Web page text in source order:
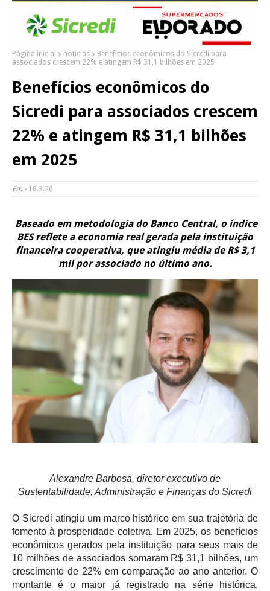
Página inicial noticias
Benefícios econômicos do Sicredi para
associados crescem 22% e atingem R$ 31,1 bilhões em 2025
Benefícios econômicos do
Sicredi para associados crescem
22% e atingem R$ 31,1 bilhões
em 2025
Em - 18.3.26
Baseado em metodologia do Banco Central, o índice
BES reflete a economia real gerada pela instituição
financeira cooperativa, que atingiu média de R$ 3,1
mil por associado no último ano.
Alexandre Barbosa, diretor executivo de
Sustentabilidade, Administração e Finanças do Sicredi
O Sicredi atingiu um marco histórico em sua trajetória de
fomento à prosperidade coletiva. Em 2025, os benefícios
econômicos gerados pela instituição para seus mais de
10 milhões de associados somaram R$ 31,1 bilhões, um
crescimento de 22% em comparação ao ano anterior. O
montante é o maior já registrado na série histórica,